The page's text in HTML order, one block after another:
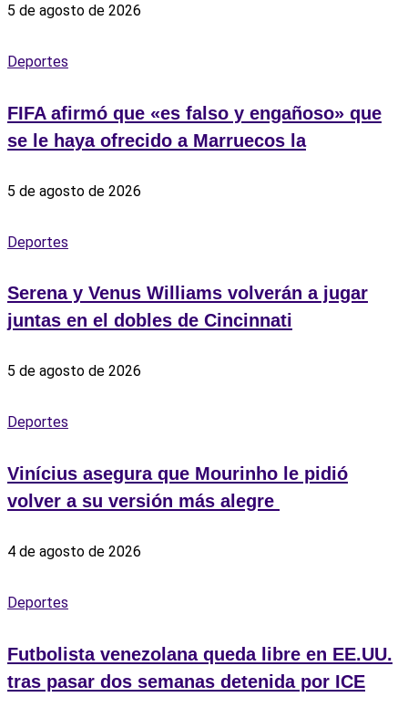
5 de agosto de 2026
Deportes
FIFA afirmó que «es falso y engañoso» que
se le haya ofrecido a Marruecos la
5 de agosto de 2026
Deportes
Serena y Venus Williams volverán a jugar
juntas en el dobles de Cincinnati
5 de agosto de 2026
Deportes
Vinícius asegura que Mourinho le pidió
volver a su versión más alegre ‎
4 de agosto de 2026
Deportes
Futbolista venezolana queda libre en EE.UU.
tras pasar dos semanas detenida por ICE